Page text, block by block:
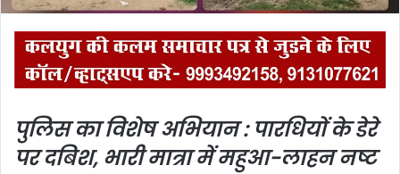
पुलिस का विशेष अभियान : पारधियों के डेरे
पर दबिश, भारी मात्रा में महुआ-लाहन नष्ट